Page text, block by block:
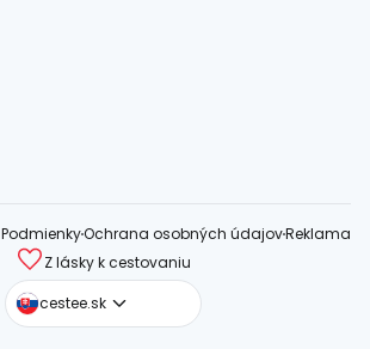
PodmienkyOchrana osobných údajovReklama
Z lásky k cestovaniu
cestee.sk
cestee.com
cestee.pl